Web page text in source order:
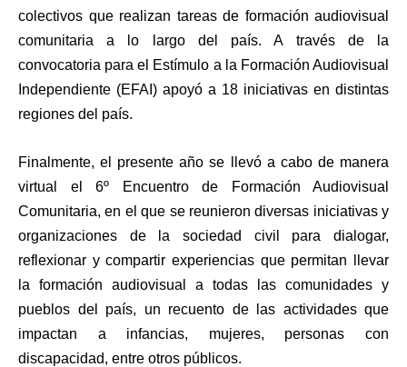
colectivos que realizan tareas de formación audiovisual
comunitaria a lo largo del país. A través de la
convocatoria para el Estímulo a la Formación Audiovisual
Independiente (EFAI) apoyó a 18 iniciativas en distintas
regiones del país.
Finalmente, el presente año se llevó a cabo de manera
virtual el 6º Encuentro de Formación Audiovisual
Comunitaria, en el que se reunieron diversas iniciativas y
organizaciones de la sociedad civil para dialogar,
reflexionar y compartir experiencias que permitan llevar
la formación audiovisual a todas las comunidades y
pueblos del país, un recuento de las actividades que
impactan a infancias, mujeres, personas con
discapacidad, entre otros públicos.